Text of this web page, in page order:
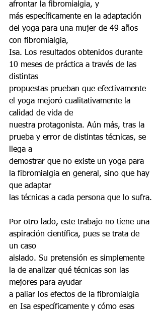
afrontar la fibromialgia, y
más específicamente en la adaptación
del yoga para una mujer de 49 años
con fibromialgia,
Isa. Los resultados obtenidos durante
10 meses de práctica a través de las
distintas
propuestas prueban que efectivamente
el yoga mejoró cualitativamente la
calidad de vida de
nuestra protagonista. Aún más, tras la
prueba y error de distintas técnicas, se
llega a
demostrar que no existe un yoga para
la fibromialgia en general, sino que hay
que adaptar
las técnicas a cada persona que lo sufra.
Por otro lado, este trabajo no tiene una
aspiración científica, pues se trata de
un caso
aislado. Su pretensión es simplemente
la de analizar qué técnicas son las
mejores para ayudar
a paliar los efectos de la fibromialgia
en Isa específicamente y cómo esas